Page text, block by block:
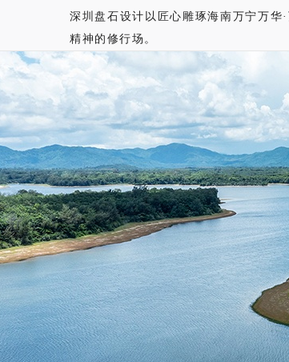
深圳盘石设计以匠心雕琢海南万宁万华
精神的修行场。